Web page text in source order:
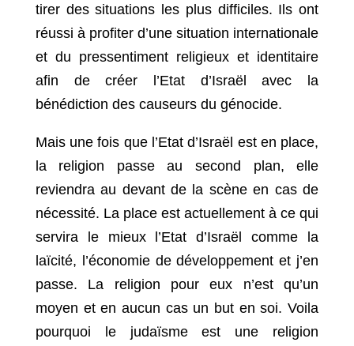
tirer des situations les plus difficiles. Ils ont
réussi à profiter d’une situation internationale
et du pressentiment religieux et identitaire
afin de créer l’Etat d’Israël avec la
bénédiction des causeurs du génocide.
Mais une fois que l’Etat d’Israël est en place,
la religion passe au second plan, elle
reviendra au devant de la scène en cas de
nécessité. La place est actuellement à ce qui
servira le mieux l’Etat d’Israël comme la
laïcité, l’économie de développement et j’en
passe. La religion pour eux n’est qu’un
moyen et en aucun cas un but en soi. Voila
pourquoi le judaïsme est une religion